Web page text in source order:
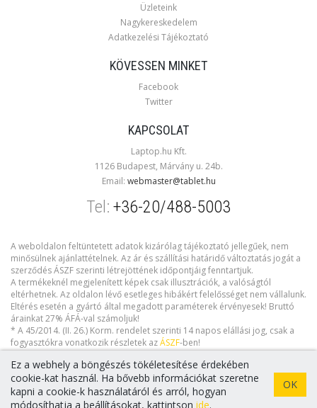
Üzleteink
Nagykereskedelem
Adatkezelési Tájékoztató
KÖVESSEN MINKET
Facebook
Twitter
KAPCSOLAT
Laptop.hu Kft.
1126 Budapest, Márvány u. 24b.
Email: webmaster@tablet.hu
Tel: +36-20/488-5003
A weboldalon feltüntetett adatok kizárólag tájékoztató jellegűek, nem
minősülnek ajánlattételnek. Az ár és szállítási határidő változtatás jogát a
szerződés ÁSZF szerinti létrejöttének időpontjáig fenntartjuk.
A termékeknél megjelenített képek csak illusztrációk, a valóságtól
eltérhetnek. Az oldalon lévő esetleges hibákért felelősséget nem vállalunk.
Eltérés esetén a gyártó által megadott paraméterek érvényesek! Bruttó
árainkat 27% ÁFÁ-val számoljuk!
* A 45/2014. (II. 26.) Korm. rendelet szerinti 14 napos elállási jog, csak a
fogyasztókra vonatkozik részletek azÁSZF-ben!
Copyright © 2026 tablet.hu. Minden jog fenntartva!
Ez a webhely a böngészés tökéletesítése érdekében
cookie-kat használ. Ha bővebb információkat szeretne
kapni a cookie-k használatáról és arról, hogyan
módosíthatja a beállításokat, kattintson ide.
OK